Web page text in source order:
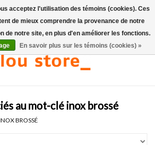
au mot-clé inox brossé
BROSSÉ
acceptez l'utilisation des témoins (cookies). Ces
de mieux comprendre la provenance de notre
de notre site, en plus d'en améliorer les fonctions.
En savoir plus sur les témoins (cookies) »